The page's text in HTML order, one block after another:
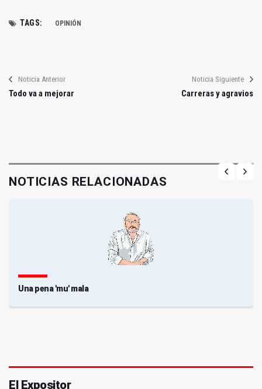
TAGS: OPINIÓN
Noticia Anterior
Todo va a mejorar
Noticia Siguiente
Carreras y agravios
NOTICIAS RELACIONADAS
Una pena 'mu' mala
El Expositor